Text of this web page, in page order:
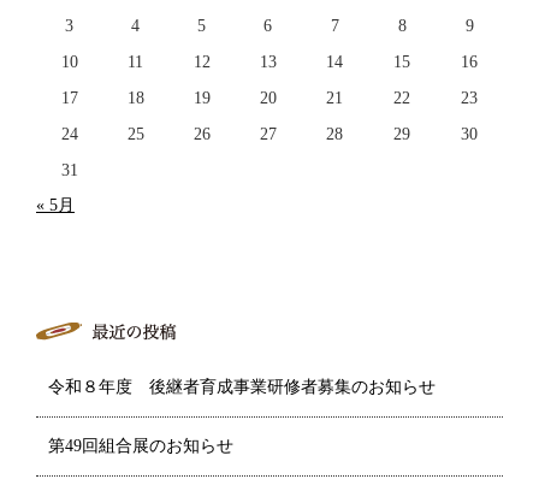
3
4 5 6 7 8
9
10
11 12 13 14 15
16
17
18 19 20 21 22
23
24
25 26 27 28 29
30
31
« 5月
令和８年度 後継者育成事業研修者募集のお知らせ
第49回組合展のお知らせ